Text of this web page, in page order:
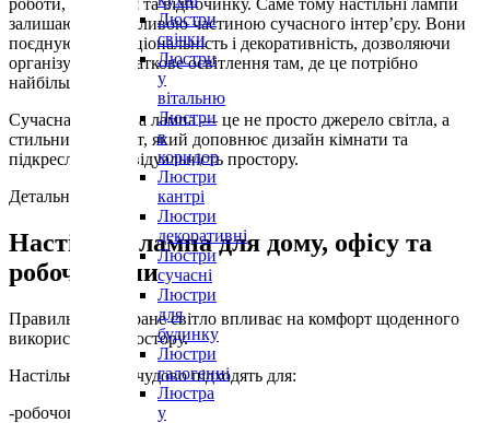
Люстри
свічки
Люстри
у
вітальню
Люстри
в
коридор
Люстри
кантрі
Люстри
декоративні
Люстри
сучасні
Люстри
для
будинку
Люстри
галогенні
Люстра
у
залишаються важливою частиною сучасного інтер’єру. Вони
поєднують функціональність і декоративність, дозволяючи
організувати додаткове освітлення там, де це потрібно
найбільше.
Сучасна настільна лампа — це не просто джерело світла, а
стильний елемент, який доповнює дизайн кімнати та
підкреслює індивідуальність простору.
Детальніше ...
Настільна лампа для дому, офісу та
робочої зони
Правильно підібране світло впливає на комфорт щоденного
використання простору.
Настільні лампи чудово підходять для:
-робочого столу;